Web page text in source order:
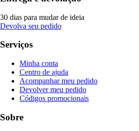
30 dias para mudar de ideia
Devolva seu pedido
Serviços
Minha conta
Centro de ajuda
Acompanhar meu pedido
Devolver meu pedido
Códigos promocionais
Sobre